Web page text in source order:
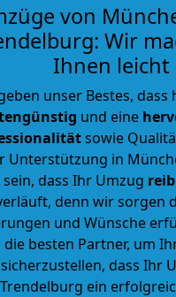
von
Wir
Ihnen leicht
unser Bestes, dass
und eine
sowie
Unterstützung in
dass Ihr Umzug
denn wir sorgen
und Wünsche
die besten Partner, um
dass Ihr
Trendelburg ein